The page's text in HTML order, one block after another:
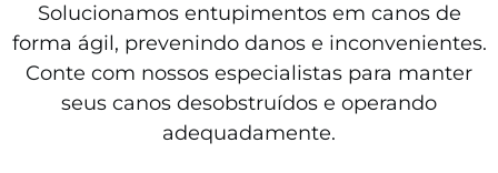
Solucionamos entupimentos em canos de
forma ágil, prevenindo danos e inconvenientes.
Conte com nossos especialistas para manter
seus canos desobstruídos e operando
adequadamente.